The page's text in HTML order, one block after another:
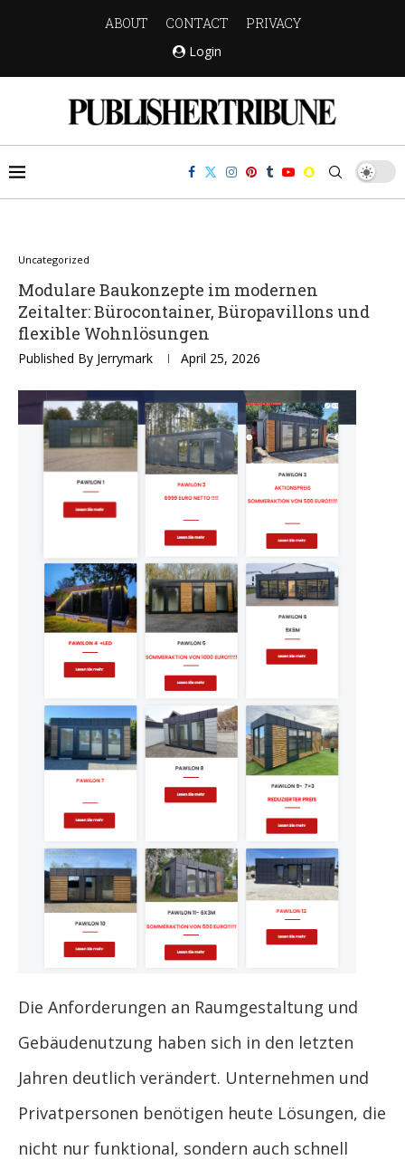
ABOUT CONTACT
PRIVACY
Login
Uncategorized
Modulare Baukonzepte im modernen
Zeitalter: Bürocontainer, Büropavillons und
flexible Wohnlösungen
Published By Jerrymark April 25, 2026
Die Anforderungen an Raumgestaltung und
Gebäudenutzung haben sich in den letzten
Jahren deutlich verändert. Unternehmen und
Privatpersonen benötigen heute Lösungen, die
nicht nur funktional, sondern auch schnell